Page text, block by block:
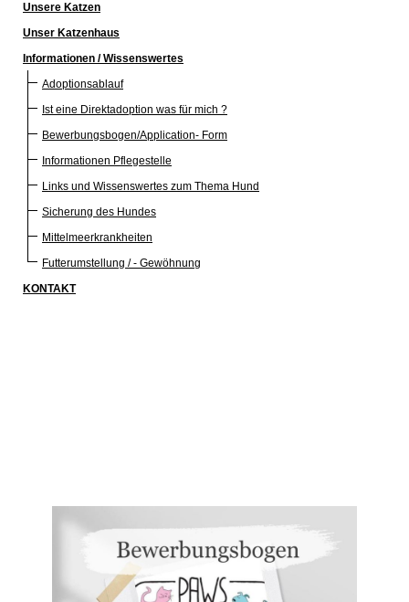
Unsere Katzen
Unser Katzenhaus
Informationen / Wissenswertes
Adoptionsablauf
Ist eine Direktadoption was für mich ?
Bewerbungsbogen/Application- Form
Informationen Pflegestelle
Links und Wissenswertes zum Thema Hund
Sicherung des Hundes
Mittelmeerkrankheiten
Futterumstellung / - Gewöhnung
KONTAKT